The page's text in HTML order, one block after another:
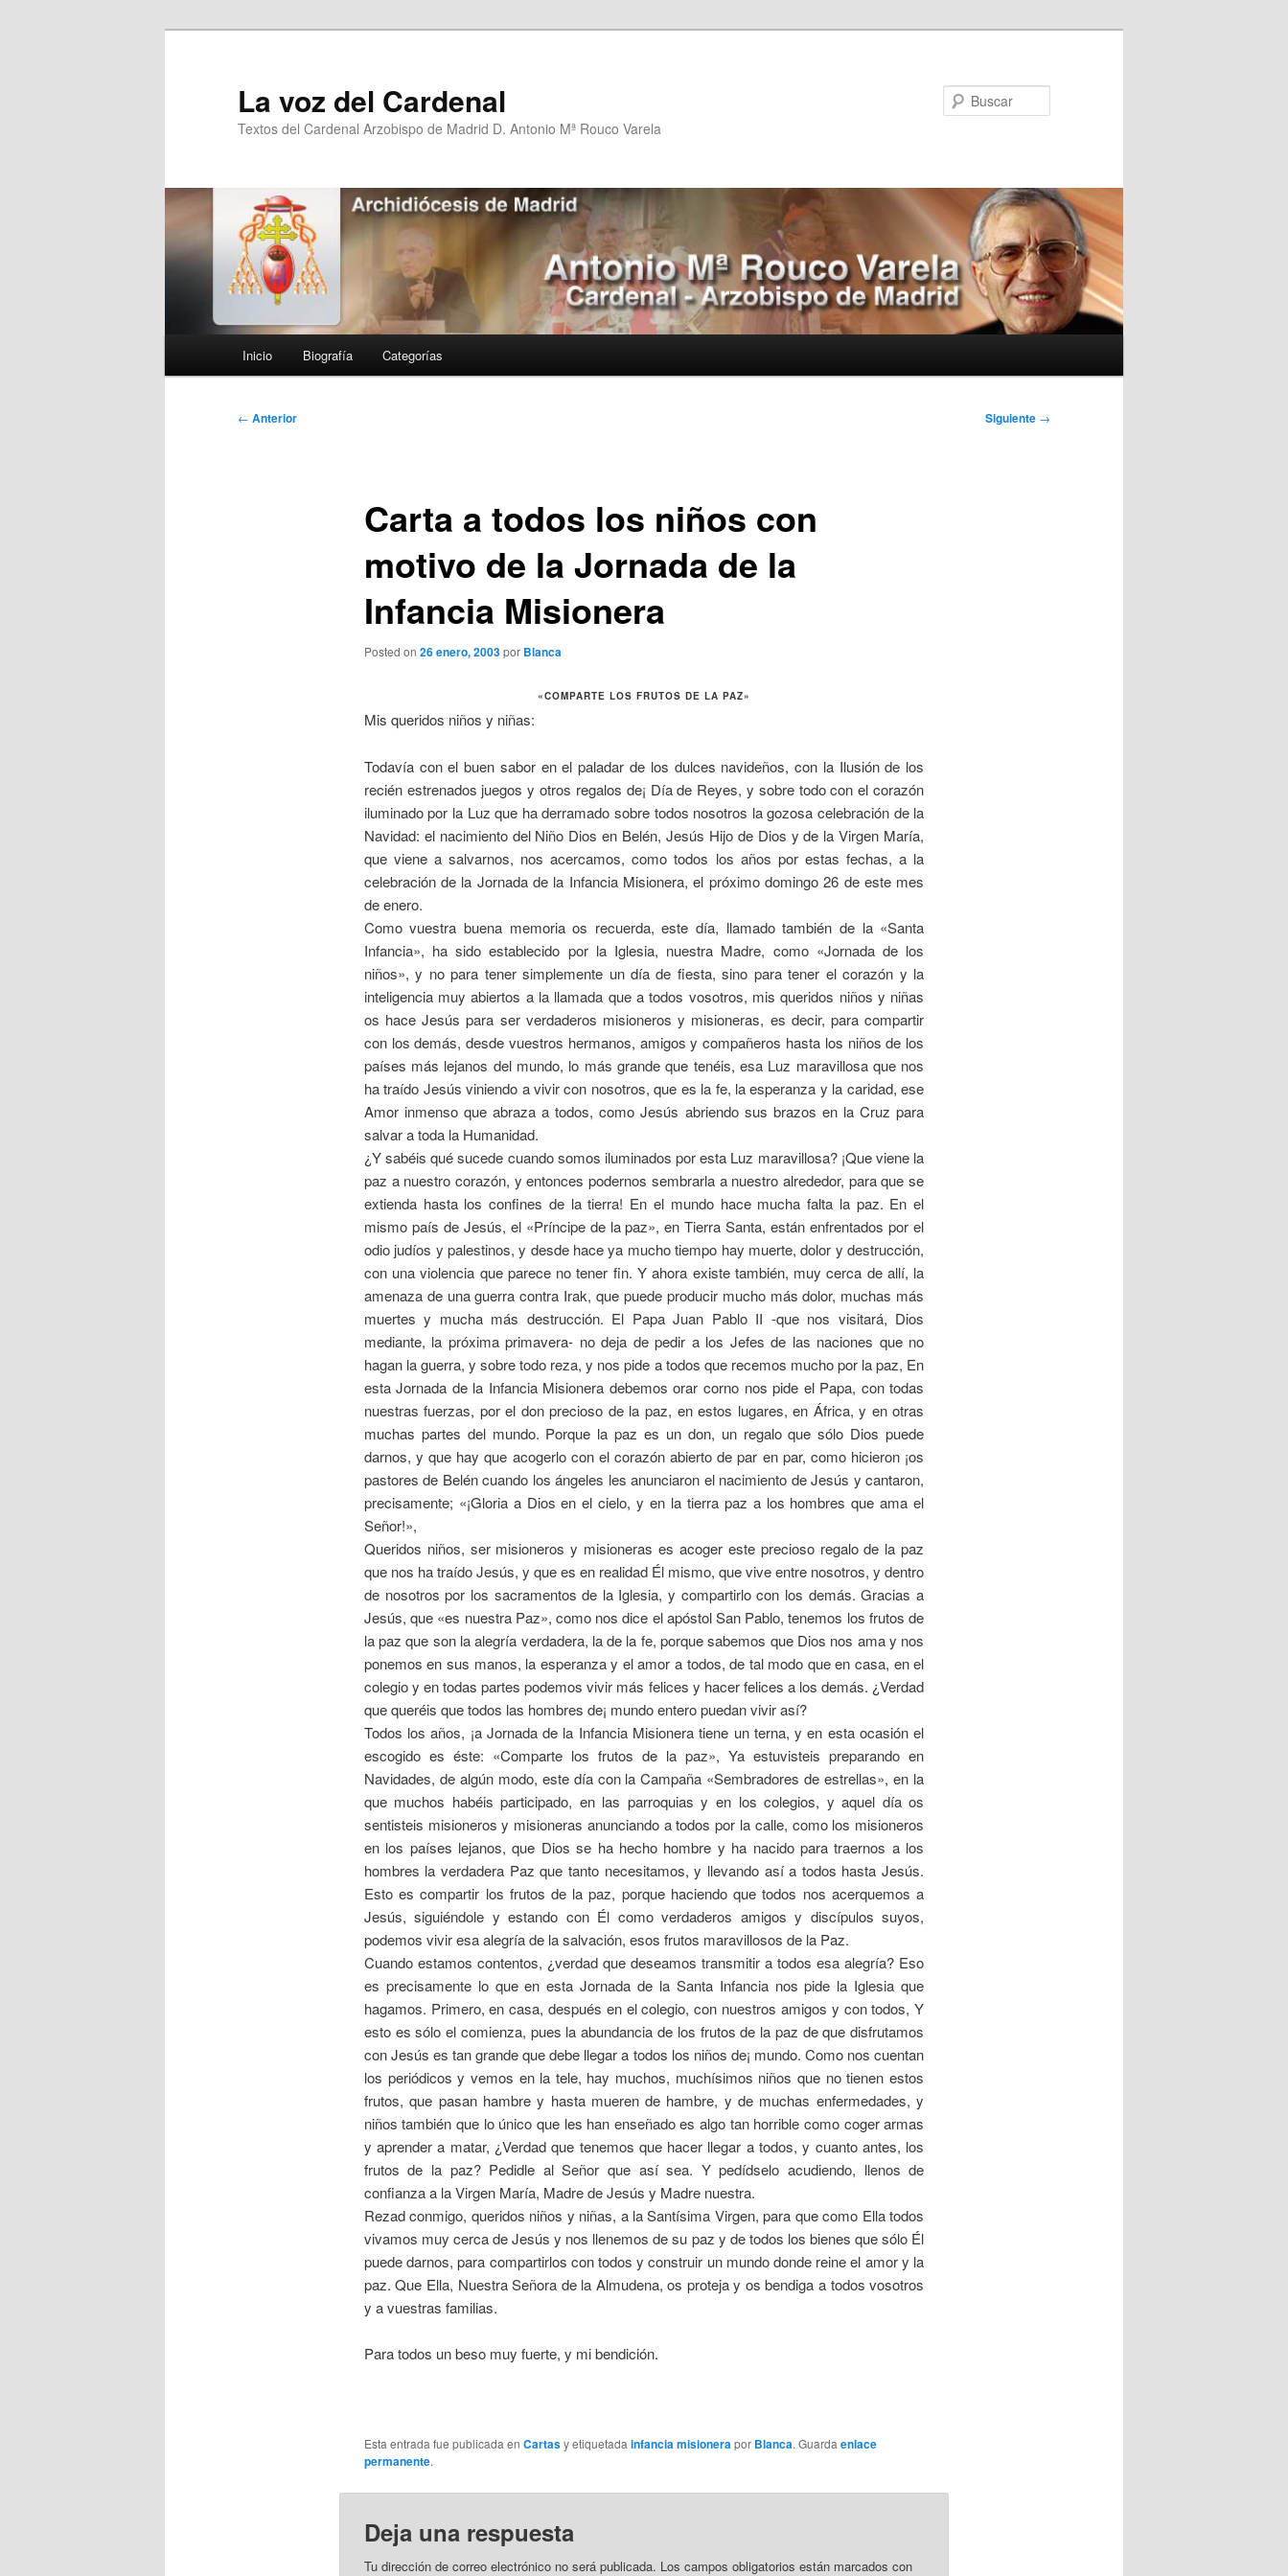
La voz del Cardenal
Textos del Cardenal Arzobispo de Madrid D. Antonio Mª Rouco Varela
Inicio Biografía Categorías
Navegación
← Anterior Siguiente →
Carta a todos los niños con
motivo de la Jornada de la
Infancia Misionera
Posted on 26 enero, 2003por Blanca
«COMPARTE LOS FRUTOS DE LA PAZ»
Mis queridos niños y niñas:
Todavía con el buen sabor en el paladar de los dulces navideños, con la Ilusión de los
recién estrenados juegos y otros regalos de¡ Día de Reyes, y sobre todo con el corazón
iluminado por la Luz que ha derramado sobre todos nosotros la gozosa celebración de la
Navidad: el nacimiento del Niño Dios en Belén, Jesús Hijo de Dios y de la Virgen María,
que viene a salvarnos, nos acercamos, como todos los años por estas fechas, a la
celebración de la Jornada de la Infancia Misionera, el próximo domingo 26 de este mes
de enero.
Como vuestra buena memoria os recuerda, este día, llamado también de la «Santa
Infancia», ha sido establecido por la Iglesia, nuestra Madre, como «Jornada de los
niños», y no para tener simplemente un día de fiesta, sino para tener el corazón y la
inteligencia muy abiertos a la llamada que a todos vosotros, mis queridos niños y niñas
os hace Jesús para ser verdaderos misioneros y misioneras, es decir, para compartir
con los demás, desde vuestros hermanos, amigos y compañeros hasta los niños de los
países más lejanos del mundo, lo más grande que tenéis, esa Luz maravillosa que nos
ha traído Jesús viniendo a vivir con nosotros, que es la fe, la esperanza y la caridad, ese
Amor inmenso que abraza a todos, como Jesús abriendo sus brazos en la Cruz para
salvar a toda la Humanidad.
¿Y sabéis qué sucede cuando somos iluminados por esta Luz maravillosa? ¡Que viene la
paz a nuestro corazón, y entonces podernos sembrarla a nuestro alrededor, para que se
extienda hasta los confines de la tierra! En el mundo hace mucha falta la paz. En el
mismo país de Jesús, el «Príncipe de la paz», en Tierra Santa, están enfrentados por el
odio judíos y palestinos, y desde hace ya mucho tiempo hay muerte, dolor y destrucción,
con una violencia que parece no tener fin. Y ahora existe también, muy cerca de allí, la
amenaza de una guerra contra Irak, que puede producir mucho más dolor, muchas más
muertes y mucha más destrucción. El Papa Juan Pablo II -que nos visitará, Dios
mediante, la próxima primavera- no deja de pedir a los Jefes de las naciones que no
hagan la guerra, y sobre todo reza, y nos pide a todos que recemos mucho por la paz, En
esta Jornada de la Infancia Misionera debemos orar corno nos pide el Papa, con todas
nuestras fuerzas, por el don precioso de la paz, en estos lugares, en África, y en otras
muchas partes del mundo. Porque la paz es un don, un regalo que sólo Dios puede
darnos, y que hay que acogerlo con el corazón abierto de par en par, como hicieron ¡os
pastores de Belén cuando los ángeles les anunciaron el nacimiento de Jesús y cantaron,
precisamente; «¡Gloria a Dios en el cielo, y en la tierra paz a los hombres que ama el
Señor!»,
Queridos niños, ser misioneros y misioneras es acoger este precioso regalo de la paz
que nos ha traído Jesús, y que es en realidad Él mismo, que vive entre nosotros, y dentro
de nosotros por los sacramentos de la Iglesia, y compartirlo con los demás. Gracias a
Jesús, que «es nuestra Paz», como nos dice el apóstol San Pablo, tenemos los frutos de
la paz que son la alegría verdadera, la de la fe, porque sabemos que Dios nos ama y nos
ponemos en sus manos, la esperanza y el amor a todos, de tal modo que en casa, en el
colegio y en todas partes podemos vivir más felices y hacer felices a los demás. ¿Verdad
que queréis que todos las hombres de¡ mundo entero puedan vivir así?
Todos los años, ¡a Jornada de la Infancia Misionera tiene un terna, y en esta ocasión el
escogido es éste: «Comparte los frutos de la paz», Ya estuvisteis preparando en
Navidades, de algún modo, este día con la Campaña «Sembradores de estrellas», en la
que muchos habéis participado, en las parroquias y en los colegios, y aquel día os
sentisteis misioneros y misioneras anunciando a todos por la calle, como los misioneros
en los países lejanos, que Dios se ha hecho hombre y ha nacido para traernos a los
hombres la verdadera Paz que tanto necesitamos, y llevando así a todos hasta Jesús.
Esto es compartir los frutos de la paz, porque haciendo que todos nos acerquemos a
Jesús, siguiéndole y estando con Él como verdaderos amigos y discípulos suyos,
podemos vivir esa alegría de la salvación, esos frutos maravillosos de la Paz.
Cuando estamos contentos, ¿verdad que deseamos transmitir a todos esa alegría? Eso
es precisamente lo que en esta Jornada de la Santa Infancia nos pide la Iglesia que
hagamos. Primero, en casa, después en el colegio, con nuestros amigos y con todos, Y
esto es sólo el comienza, pues la abundancia de los frutos de la paz de que disfrutamos
con Jesús es tan grande que debe llegar a todos los niños de¡ mundo. Como nos cuentan
los periódicos y vemos en la tele, hay muchos, muchísimos niños que no tienen estos
frutos, que pasan hambre y hasta mueren de hambre, y de muchas enfermedades, y
niños también que lo único que les han enseñado es algo tan horrible como coger armas
y aprender a matar, ¿Verdad que tenemos que hacer llegar a todos, y cuanto antes, los
frutos de la paz? Pedidle al Señor que así sea. Y pedídselo acudiendo, llenos de
confianza a la Virgen María, Madre de Jesús y Madre nuestra.
Rezad conmigo, queridos niños y niñas, a la Santísima Virgen, para que como Ella todos
vivamos muy cerca de Jesús y nos llenemos de su paz y de todos los bienes que sólo Él
puede darnos, para compartirlos con todos y construir un mundo donde reine el amor y la
paz. Que Ella, Nuestra Señora de la Almudena, os proteja y os bendiga a todos vosotros
y a vuestras familias.
Para todos un beso muy fuerte, y mi bendición.
Esta entrada fue publicada en Cartasy etiquetada infancia misionerapor Blanca. Guarda enlace
permanente.
Deja una respuesta
Tu dirección de correo electrónico no será publicada. Los campos obligatorios están marcados con